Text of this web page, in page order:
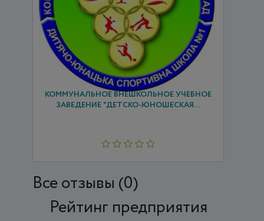
КОММУНАЛЬНОЕ ВНЕШКОЛЬНОЕ УЧЕБНОЕ
ЗАВЕДЕНИЕ "ДЕТСКО-ЮНОШЕСКАЯ...
Все отзывы (0)
Рейтинг предприятия